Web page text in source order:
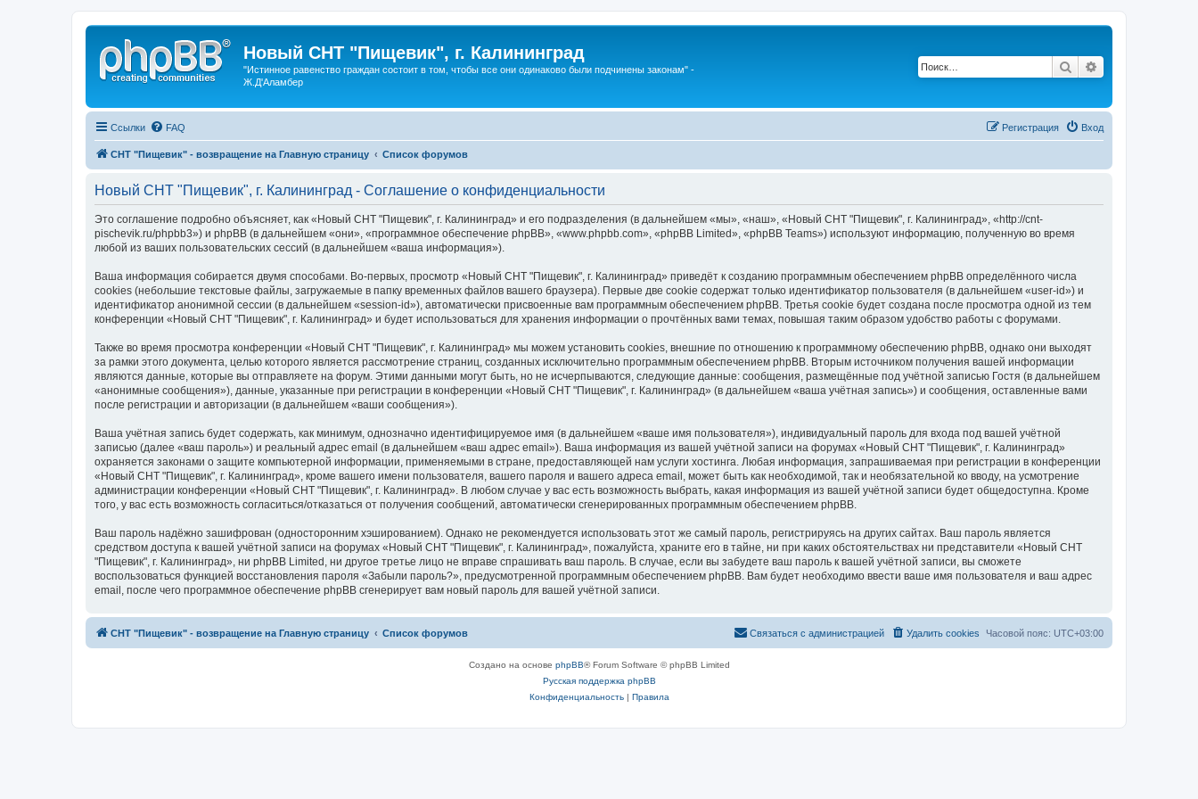
Новый СНТ "Пищевик", г. Калининград
"Истинное равенство граждан состоит в том, чтобы все они одинаково были подчинены законам" -
Ж.Д'Аламбер
Поиск
Ссылки FAQ Вход
Регистрация
СНТ "Пищевик" - возвращение на Главную страницу Список форумов
Новый СНТ "Пищевик", г. Калининград - Соглашение о конфиденциальности
Это соглашение подробно объясняет, как «Новый СНТ "Пищевик", г. Калининград» и его подразделения (в дальнейшем «мы», «наш», «Новый СНТ "Пищевик", г. Калининград», «http://cnt-
pischevik.ru/phpbb3») и phpBB (в дальнейшем «они», «программное обеспечение phpBB», «www.phpbb.com», «phpBB Limited», «phpBB Teams») используют информацию, полученную во время
любой из ваших пользовательских сессий (в дальнейшем «ваша информация»).
Ваша информация собирается двумя способами. Во-первых, просмотр «Новый СНТ "Пищевик", г. Калининград» приведёт к созданию программным обеспечением phpBB определённого числа
cookies (небольшие текстовые файлы, загружаемые в папку временных файлов вашего браузера). Первые две cookie содержат только идентификатор пользователя (в дальнейшем «user-id») и
идентификатор анонимной сессии (в дальнейшем «session-id»), автоматически присвоенные вам программным обеспечением phpBB. Третья cookie будет создана после просмотра одной из тем
конференции «Новый СНТ "Пищевик", г. Калининград» и будет использоваться для хранения информации о прочтённых вами темах, повышая таким образом удобство работы с форумами.
Также во время просмотра конференции «Новый СНТ "Пищевик", г. Калининград» мы можем установить cookies, внешние по отношению к программному обеспечению phpBB, однако они выходят
за рамки этого документа, целью которого является рассмотрение страниц, созданных исключительно программным обеспечением phpBB. Вторым источником получения вашей информации
являются данные, которые вы отправляете на форум. Этими данными могут быть, но не исчерпываются, следующие данные: сообщения, размещённые под учётной записью Гостя (в дальнейшем
«анонимные сообщения»), данные, указанные при регистрации в конференции «Новый СНТ "Пищевик", г. Калининград» (в дальнейшем «ваша учётная запись») и сообщения, оставленные вами
после регистрации и авторизации (в дальнейшем «ваши сообщения»).
Ваша учётная запись будет содержать, как минимум, однозначно идентифицируемое имя (в дальнейшем «ваше имя пользователя»), индивидуальный пароль для входа под вашей учётной
записью (далее «ваш пароль») и реальный адрес email (в дальнейшем «ваш адрес email»). Ваша информация из вашей учётной записи на форумах «Новый СНТ "Пищевик", г. Калининград»
охраняется законами о защите компьютерной информации, применяемыми в стране, предоставляющей нам услуги хостинга. Любая информация, запрашиваемая при регистрации в конференции
«Новый СНТ "Пищевик", г. Калининград», кроме вашего имени пользователя, вашего пароля и вашего адреса email, может быть как необходимой, так и необязательной ко вводу, на усмотрение
администрации конференции «Новый СНТ "Пищевик", г. Калининград». В любом случае у вас есть возможность выбрать, какая информация из вашей учётной записи будет общедоступна. Кроме
того, у вас есть возможность согласиться/отказаться от получения сообщений, автоматически сгенерированных программным обеспечением phpBB.
Ваш пароль надёжно зашифрован (односторонним хэшированием). Однако не рекомендуется использовать этот же самый пароль, регистрируясь на других сайтах. Ваш пароль является
средством доступа к вашей учётной записи на форумах «Новый СНТ "Пищевик", г. Калининград», пожалуйста, храните его в тайне, ни при каких обстоятельствах ни представители «Новый СНТ
"Пищевик", г. Калининград», ни phpBB Limited, ни другое третье лицо не вправе спрашивать ваш пароль. В случае, если вы забудете ваш пароль к вашей учётной записи, вы сможете
воспользоваться функцией восстановления пароля «Забыли пароль?», предусмотренной программным обеспечением phpBB. Вам будет необходимо ввести ваше имя пользователя и ваш адрес
email, после чего программное обеспечение phpBB сгенерирует вам новый пароль для вашей учётной записи.
СНТ "Пищевик" - возвращение на Главную страницу Список форумов Часовой пояс: UTC+03:00
Удалить cookies
Связаться с администрацией
Создано на основе phpBB® Forum Software © phpBB Limited
Русская поддержка phpBB
Конфиденциальность| Правила